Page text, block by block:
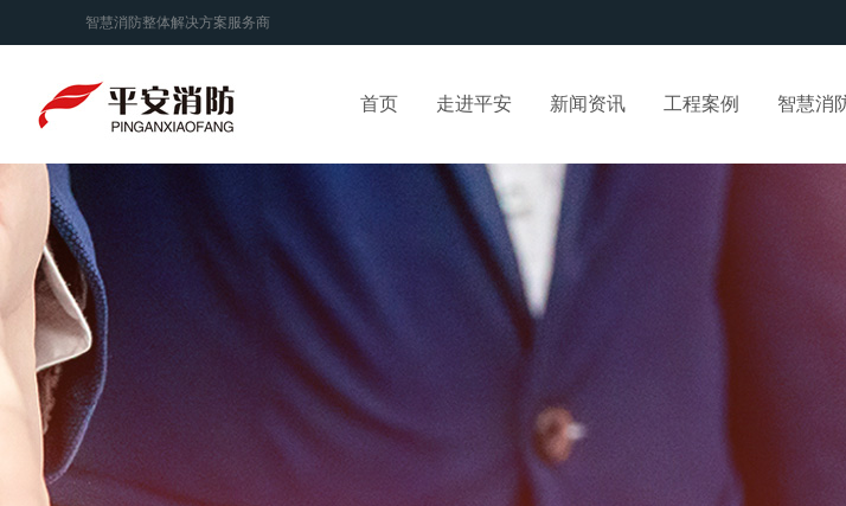
智慧消防整体解决方案服务商
首页 走进平安 新闻资讯 工程案例 智慧消